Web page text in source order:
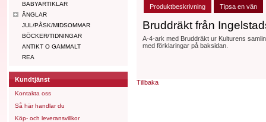
BABYARTIKLAR
ÄNGLAR
JUL/PÅSK/MIDSOMMAR
BÖCKER/TIDNINGAR
ANTIKT O GAMMALT
REA
Kundtjänst
Kontakta oss
Så här handlar du
Köp- och leveransvillkor
Produktbeskrivning Tipsa en vän
Bruddräkt från
A-4-ark med Bruddräkt ur Kulturens
med förklaringar på baksidan.
Tillbaka